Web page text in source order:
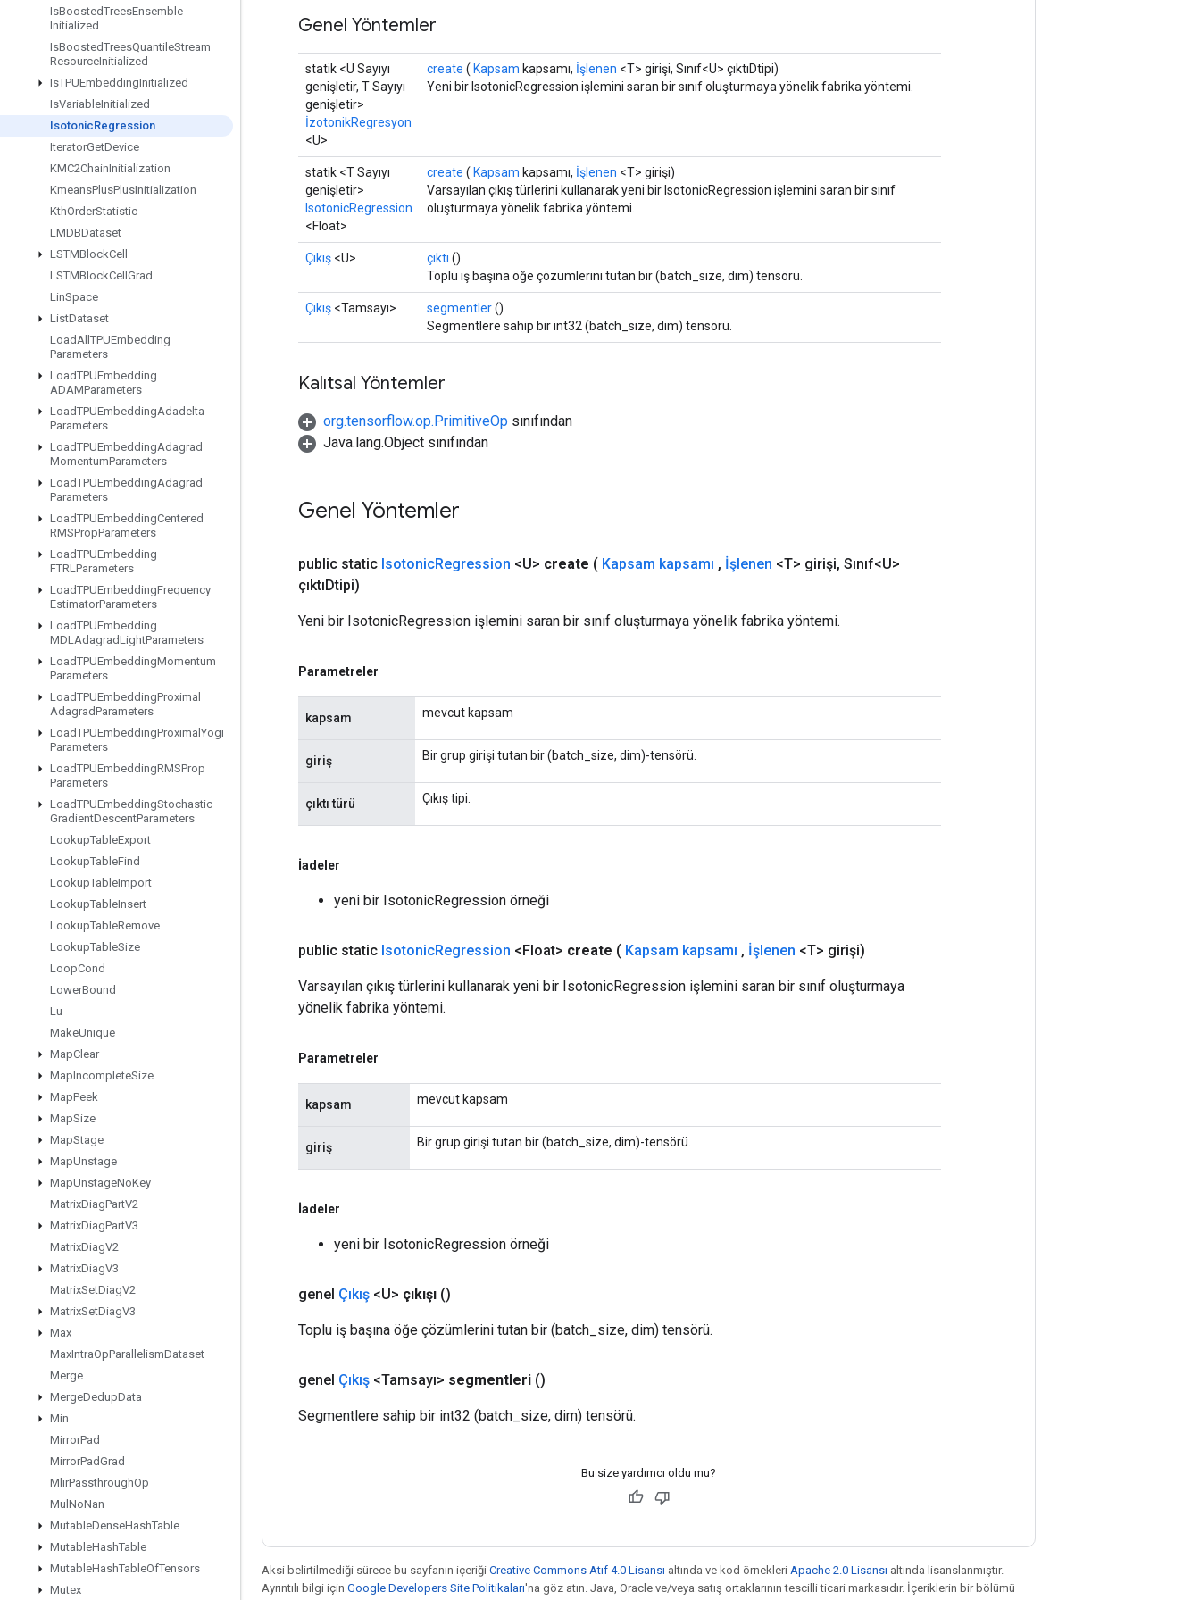
IsBoostedTreesEnsemble
Initialized
IsBoostedTreesQuantileStream
ResourceInitialized
IsTPUEmbeddingInitialized
IsVariableInitialized
IsotonicRegression
IteratorGetDevice
KMC2ChainInitialization
KmeansPlusPlusInitialization
KthOrderStatistic
LMDBDataset
LSTMBlockCell
LSTMBlockCell Grad
LinSpace
ListDataset
LoadAll TPUEmbedding
Parameters
LoadTPUEmbedding
ADAMParameters
LoadTPUEmbeddingAdadelta
Parameters
LoadTPUEmbeddingAdagrad
MomentumParameters
LoadTPUEmbeddingAdagrad
Parameters
LoadTPUEmbeddingCentered
RMSPropParameters
LoadTPUEmbedding
FTRLParameters
LoadTPUEmbeddingFrequency
EstimatorParameters
LoadTPUEmbedding
MDLAdagradLightParameters
LoadTPUEmbeddingMomentum
Parameters
LoadTPUEmbeddingProximal
AdagradParameters
LoadTPUEmbeddingProximal Yogi
Parameters
LoadTPUEmbeddingRMSProp
Parameters
LoadTPUEmbeddingStochastic
GradientDescentParameters
LookupTableExport
LookupTableFind
LookupTableImport
LookupTableInsert
LookupTableRemove
LookupTableSize
LoopCond
LowerBound
Lu
MakeUnique
MapClear
MapIncompleteSize
MapPeek
MapSize
MapStage
MapUnstage
MapUnstageNoKey
MatrixDiagPartV2
MatrixDiagPartV3
MatrixDiagV2
MatrixDiagV3
MatrixSetDiagV2
MatrixSetDiagV3
Max
MaxIntraOpParallelismDataset
Merge
MergeDedupData
Min
MirrorPad
MirrorPadGrad
MlirPassthroughOp
Mul NoNan
MutableDenseHashTable
MutableHashTable
MutableHashTableOfTensors
Mutex
Genel Yöntemler
statik <U Sayıyı
genişletir, T Sayıyı
genişletir>
İzotonikRegresyon
<U>
create ( Kapsam kapsamı, İşlenen <T> girişi, Sınıf<U> çıktıDtipi)
Yeni bir IsotonicRegression işlemini saran bir sınıf oluşturmaya yönelik fabrika yöntemi.
statik <T Sayıyı
genişletir>
IsotonicRegression
<Float>
create ( Kapsam kapsamı, İşlenen <T> girişi)
Varsayılan çıkış türlerini kullanarak yeni bir IsotonicRegression işlemini saran bir sınıf
oluşturmaya yönelik fabrika yöntemi.
Çıkış <U> çıktı ()
Toplu iş başına öğe çözümlerini tutan bir (batch_size, dim) tensörü.
Çıkış <Tamsayı> segmentler()
Segmentlere sahip bir int32 (batch_size, dim) tensörü.
Kalıtsal Yöntemler
org.tensorflow.op.PrimitiveOp sınıfından
Java.lang.Object sınıfından
Genel Yöntemler
public static IsotonicRegression <U> create ( Kapsam kapsamı , İşlenen <T> girişi, Sınıf<U>
çıktıDtipi)
Yeni bir IsotonicRegression işlemini saran bir sınıf oluşturmaya yönelik fabrika yöntemi.
Parametreler
kapsam mevcut kapsam
giriş Bir grup girişi tutan bir (batch_size, dim)-tensörü.
çıktı türü Çıkış tipi.
İadeler
yeni bir IsotonicRegression örneği
public static IsotonicRegression <Float> create ( Kapsam kapsamı , İşlenen <T> girişi)
Varsayılan çıkış türlerini kullanarak yeni bir IsotonicRegression işlemini saran bir sınıf oluşturmaya
yönelik fabrika yöntemi.
Parametreler
kapsam mevcut kapsam
giriş Bir grup girişi tutan bir (batch_size, dim)-tensörü.
İadeler
yeni bir IsotonicRegression örneği
genel Çıkış <U> çıkışı ()
Toplu iş başına öğe çözümlerini tutan bir (batch_size, dim) tensörü.
genel Çıkış <Tamsayı> segmentleri ()
Segmentlere sahip bir int32 (batch_size, dim) tensörü.
Bu size yardımcı oldu mu?
Aksi belirtilmediği sürece bu sayfanın içeriği Creative Commons Atıf 4.0 Lisansı altında ve kod örnekleri Apache 2.0 Lisansı altında lisanslanmıştır.
Ayrıntılı bilgi için Google Developers Site Politikaları'na göz atın. Java, Oracle ve/veya satış ortaklarının tescilli ticari markasıdır. İçeriklerin bir bölümü